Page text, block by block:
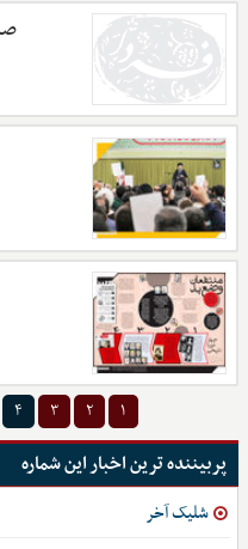
۱ ۲ ۳ ۴
پربیننده ترین اخبار این شماره
شلیک آخر